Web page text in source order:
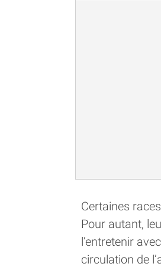
Certaines
Pour autant,
l’entretenir
circulation de